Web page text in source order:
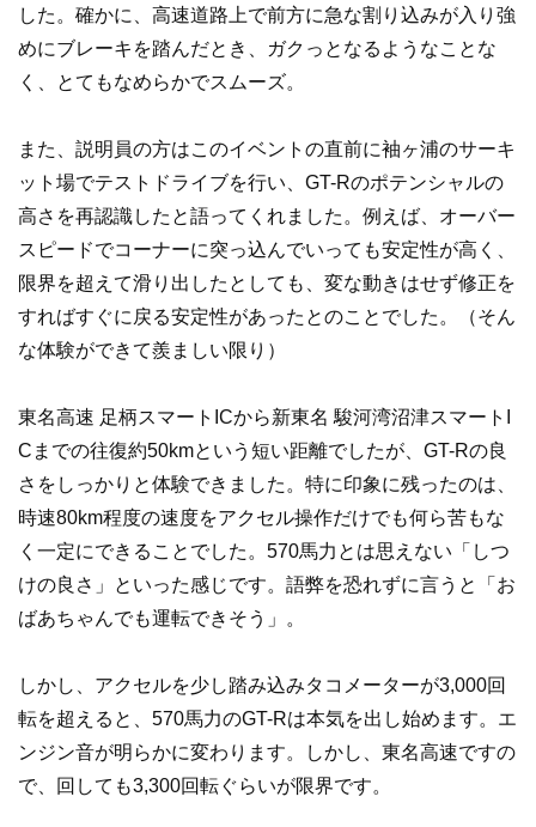
した。確かに、高速道路上で前方に急な割り込みが入り強
めにブレーキを踏んだとき、ガクっとなるようなことな
く、とてもなめらかでスムーズ。
また、説明員の方はこのイベントの直前に袖ヶ浦のサーキ
ット場でテストドライブを行い、GT-Rのポテンシャルの
高さを再認識したと語ってくれました。例えば、オーバー
スピードでコーナーに突っ込んでいっても安定性が高く、
限界を超えて滑り出したとしても、変な動きはせず修正を
すればすぐに戻る安定性があったとのことでした。（そん
な体験ができて羨ましい限り）
東名高速 足柄スマートICから新東名 駿河湾沼津スマートI
Cまでの往復約50kmという短い距離でしたが、GT-Rの良
さをしっかりと体験できました。特に印象に残ったのは、
時速80km程度の速度をアクセル操作だけでも何ら苦もな
く一定にできることでした。570馬力とは思えない「しつ
けの良さ」といった感じです。語弊を恐れずに言うと「お
ばあちゃんでも運転できそう」。
しかし、アクセルを少し踏み込みタコメーターが3,000回
転を超えると、570馬力のGT-Rは本気を出し始めます。エ
ンジン音が明らかに変わります。しかし、東名高速ですの
で、回しても3,300回転ぐらいが限界です。